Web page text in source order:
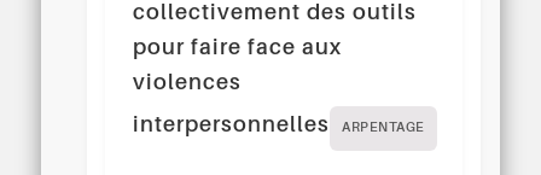
collectivement des outils
pour faire face aux
violences
interpersonnelles
ARPENTAGE